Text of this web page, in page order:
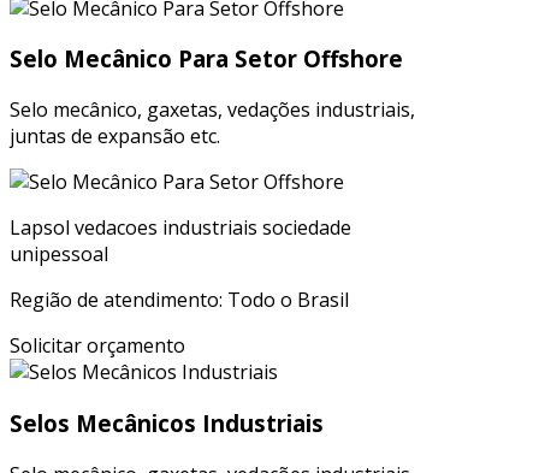
Selo Mecânico Para Setor Offshore
Selo mecânico, gaxetas, vedações industriais,
juntas de expansão etc.
Lapsol vedacoes industriais sociedade
unipessoal
Região de atendimento: Todo o Brasil
Solicitar orçamento
Selos Mecânicos Industriais